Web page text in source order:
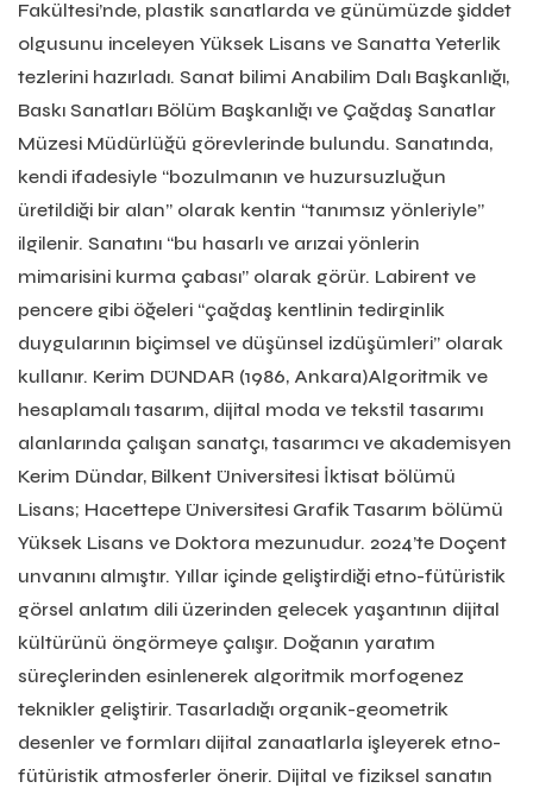
Fakültesi’nde, plastik sanatlarda ve günümüzde şiddet
olgusunu inceleyen Yüksek Lisans ve Sanatta Yeterlik
tezlerini hazırladı. Sanat bilimi Anabilim Dalı Başkanlığı,
Baskı Sanatları Bölüm Başkanlığı ve Çağdaş Sanatlar
Müzesi Müdürlüğü görevlerinde bulundu. Sanatında,
kendi ifadesiyle “bozulmanın ve huzursuzluğun
üretildiği bir alan” olarak kentin “tanımsız yönleriyle”
ilgilenir. Sanatını “bu hasarlı ve arızai yönlerin
mimarisini kurma çabası” olarak görür. Labirent ve
pencere gibi öğeleri “çağdaş kentlinin tedirginlik
duygularının biçimsel ve düşünsel izdüşümleri” olarak
kullanır. Kerim DÜNDAR (1986, Ankara)Algoritmik ve
hesaplamalı tasarım, dijital moda ve tekstil tasarımı
alanlarında çalışan sanatçı, tasarımcı ve akademisyen
Kerim Dündar, Bilkent Üniversitesi İktisat bölümü
Lisans; Hacettepe Üniversitesi Grafik Tasarım bölümü
Yüksek Lisans ve Doktora mezunudur. 2024’te Doçent
unvanını almıştır. Yıllar içinde geliştirdiği etno-fütüristik
görsel anlatım dili üzerinden gelecek yaşantının dijital
kültürünü öngörmeye çalışır. Doğanın yaratım
süreçlerinden esinlenerek algoritmik morfogenez
teknikler geliştirir. Tasarladığı organik-geometrik
desenler ve formları dijital zanaatlarla işleyerek etno-
fütüristik atmosferler önerir. Dijital ve fiziksel sanatın